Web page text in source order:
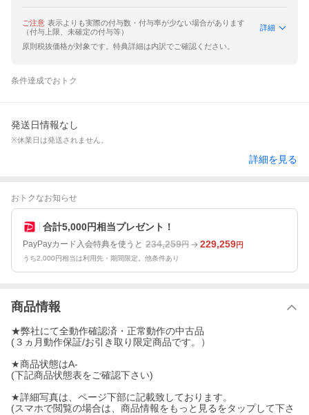
ご注意 表示よりも実際の付与数・付与率が少ない場合があります
（付与上限、未確定の付与等）
詳細
原則税抜価格が対象です。特典詳細は内訳でご確認ください。
条件達成でおトク
発送日情報なし
※休業日は発送されません。
詳細を見る
おトクなお知らせ
合計5,000円相当プレゼント！
PayPayカード入会特典を使うと 234,259円 229,259円
うち2,000円相当は利用先・期間限定。他条件あり
商品情報
★弊社にて全動作確認済・正常動作の中古品
(３ヵ月動作保証/お引き取り限定商品です。）
★商品状態はA-
(下記商品状態表をご確認下さい)
★詳細写真は、ページ下部に記載致しております。
(スマホで閲覧の場合は、商品情報をもっと見るをタップして下さ